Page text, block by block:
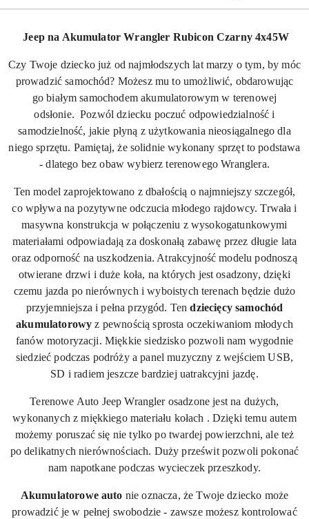
Jeep na Akumulator Wrangler Rubicon Czarny 4x45W
Czy Twoje dziecko już od najmłodszych lat marzy o tym, by móc
prowadzić samochód? Możesz mu to umożliwić, obdarowując
go białym samochodem akumulatorowym w terenowej
odsłonie. Pozwól dziecku poczuć odpowiedzialność i
samodzielność, jakie płyną z użytkowania nieosiągalnego dla
niego sprzętu. Pamiętaj, że solidnie wykonany sprzęt to podstawa
- dlatego bez obaw wybierz terenowego Wranglera.
Ten model zaprojektowano z dbałością o najmniejszy szczegół,
co wpływa na pozytywne odczucia młodego rajdowcy. Trwała i
masywna konstrukcja w połączeniu z wysokogatunkowymi
materiałami odpowiadają za doskonałą zabawę przez długie lata
oraz odporność na uszkodzenia. Atrakcyjność modelu podnoszą
otwierane drzwi i duże koła, na których jest osadzony, dzięki
czemu jazda po nierównych i wyboistych terenach będzie dużo
przyjemniejsza i pełna przygód. Tendziecięcy samochód
akumulatorowy z pewnością sprosta oczekiwaniom młodych
fanów motoryzacji. Miękkie siedzisko pozwoli nam wygodnie
siedzieć podczas podróży a panel muzyczny z wejściem USB,
SD i radiem jeszcze bardziej uatrakcyjni jazdę.
Terenowe Auto Jeep Wrangler osadzone jest na dużych,
wykonanych z miękkiego materiału kołach . Dzięki temu autem
możemy poruszać się nie tylko po twardej powierzchni, ale też
po delikatnych nierównościach. Duży prześwit pozwoli pokonać
nam napotkane podczas wycieczek przeszkody.
Akumulatorowe auto nie oznacza, że Twoje dziecko może
prowadzić je w pełnej swobodzie - zawsze możesz kontrolować